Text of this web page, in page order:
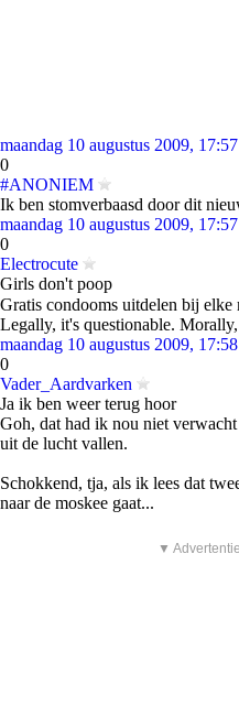
maandag 10 augustus 2009,
0
#ANONIEM
Ik ben stomverbaasd door dit
maandag 10 augustus 2009,
0
Electrocute
Girls don't poop
Gratis condooms uitdelen bij elke
Legally, it's questionable.
maandag 10 augustus 2009,
0
Vader_Aardvarken
Ja ik ben weer terug hoor
Goh, dat had ik nou niet
uit de lucht vallen.
Schokkend, tja, als ik lees dat
naar de moskee gaat...
▼